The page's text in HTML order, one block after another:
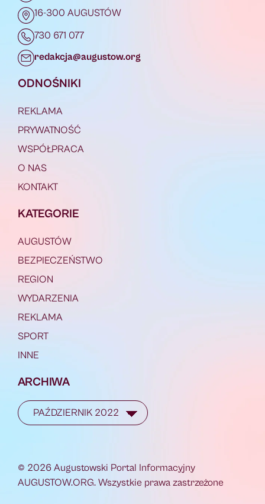
16-300 AUGUSTÓW
730 671 077
redakcja@augustow.org
ODNOŚNIKI
REKLAMA
PRYWATNOŚĆ
WSPÓŁPRACA
O NAS
KONTAKT
KATEGORIE
AUGUSTÓW
BEZPIECZEŃSTWO
REGION
WYDARZENIA
REKLAMA
SPORT
INNE
ARCHIWA
© 2026 Augustowski Portal Informacyjny
AUGUSTOW.ORG. Wszystkie prawa zastrzeżone